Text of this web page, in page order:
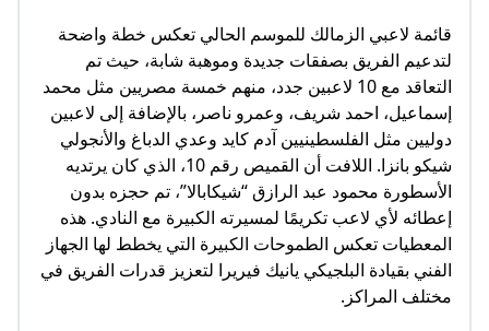
قائمة لاعبي الزمالك للموسم الحالي تعكس خطة واضحة
لتدعيم الفريق بصفقات جديدة وموهبة شابة، حيث تم
التعاقد مع 10 لاعبين جدد، منهم خمسة مصريين مثل محمد
إسماعيل، احمد شريف، وعمرو ناصر، بالإضافة إلى لاعبين
دوليين مثل الفلسطينيين آدم كايد وعدي الدباغ والأنجولي
شيكو بانزا. اللافت أن القميص رقم 10، الذي كان يرتديه
الأسطورة محمود عبد الرازق “شيكابالا”، تم حجزه بدون
إعطائه لأي لاعب تكريمًا لمسيرته الكبيرة مع النادي. هذه
المعطيات تعكس الطموحات الكبيرة التي يخطط لها الجهاز
الفني بقيادة البلجيكي يانيك فيريرا لتعزيز قدرات الفريق في
مختلف المراكز.